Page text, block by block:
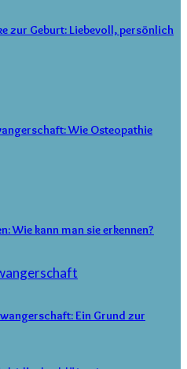
zur Geburt: Liebevoll, persönlich
Wie Osteopathie
Wie kann man sie erkennen?
Ein Grund zur